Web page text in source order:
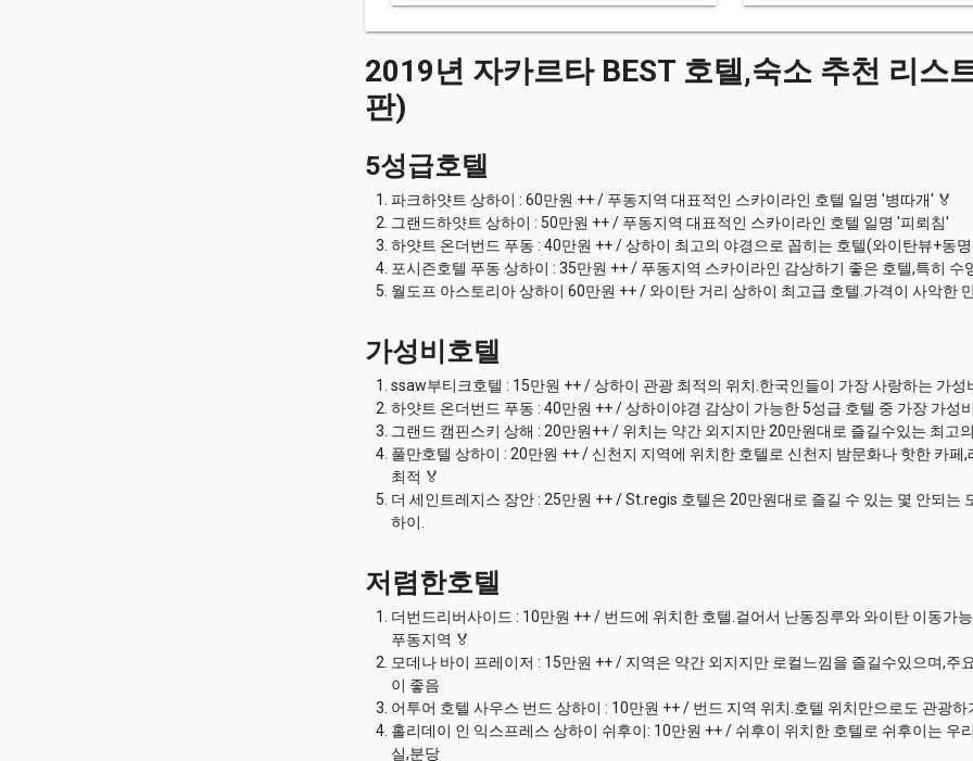
2019년 자카르타 BEST 호텔,숙소 추천 리스
판)
5성급호텔
파크하얏트 상하이 : 60만원 ++ / 푸동지역 대표적인 스카이라인 호텔 일명 '병따개' 🏅
그랜드하얏트 상하이 : 50만원 ++ / 푸동지역 대표적인 스카이라인 호텔 일명 '피뢰침'
하얏트 온더번드 푸동 : 40만원 ++ / 상하이 최고의 야경으로 꼽히는 호텔(와이탄뷰+동
포시즌호텔 푸동 상하이 : 35만원 ++ / 푸동지역 스카이라인 감상하기 좋은 호텔,특히 수
월도프 아스토리아 상하이 60만원 ++ / 와이탄 거리 상하이 최고급 호텔.가격이 사악한
가성비호텔
ssaw부티크호텔 : 15만원 ++ / 상하이 관광 최적의 위치.한국인들이 가장 사랑하는 가성
하얏트 온더번드 푸동 : 40만원 ++ / 상하이야경 감상이 가능한 5성급 호텔 중 가장 가성
그랜드 캠핀스키 상해 : 20만원++ / 위치는 약간 외지지만 20만원대로 즐길수있는 최고
풀만호텔 상하이 : 20만원 ++ / 신천지 지역에 위치한 호텔로 신천지 밤문화나 핫한 카페
최적 🏅
더 세인트레지스 장안 : 25만원 ++ / St.regis 호텔은 20만원대로 즐길 수 있는 몇 안되는
하이.
저렴한호텔
더번드리버사이드 : 10만원 ++ / 번드에 위치한 호텔.걸어서 난동징루와 와이탄 이동가
푸동지역 🏅
모데나 바이 프레이저 : 15만원 ++ / 지역은 약간 외지지만 로컬느낌을 즐길수있으며,주
이 좋음
어투어 호텔 사우스 번드 상하이 : 10만원 ++ / 번드 지역 위치.호텔 위치만으로도 관광하
홀리데이 인 익스프레스 상하이 쉬후이: 10만원 ++ / 쉬후이 위치한 호텔로 쉬후이는 우
실,분당